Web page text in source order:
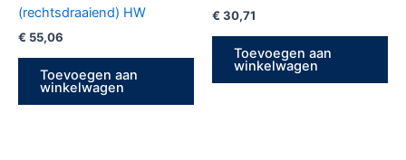
(rechtsdraaiend) HW
€ 55,06
Toevoegen aan
winkelwagen
€ 30,71
Toevoegen aan
winkelwagen